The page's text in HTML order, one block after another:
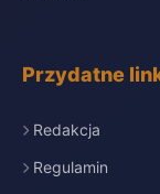
Przydatne
Redakcja
Regulamin